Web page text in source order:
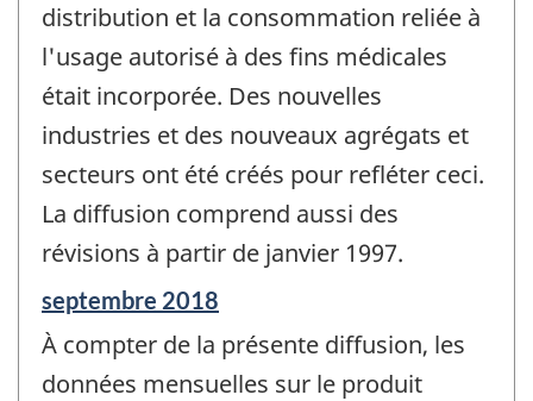
distribution et la consommation reliée à
l'usage autorisé à des fins médicales
était incorporée. Des nouvelles
industries et des nouveaux agrégats et
secteurs ont été créés pour refléter ceci.
La diffusion comprend aussi des
révisions à partir de janvier 1997.
Période
de
référence
de
septembre 2018
À compter de la présente diffusion, les
données mensuelles sur le produit